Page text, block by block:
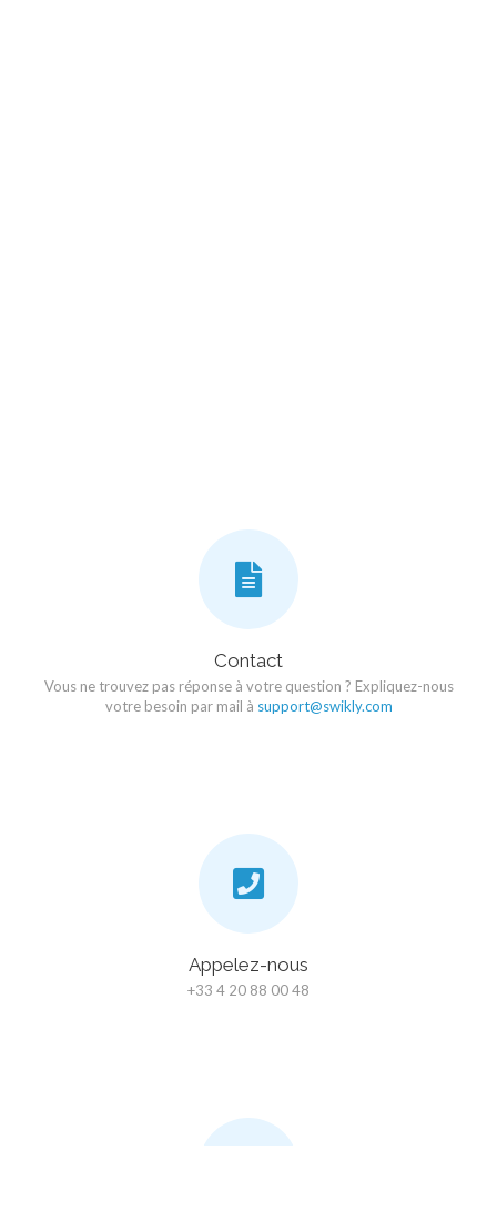
Contact
Vous ne trouvez pas réponse à votre question ? Expliquez-nous
votre besoin par mail à support@swikly.com
Appelez-nous
+33 4 20 88 00 48